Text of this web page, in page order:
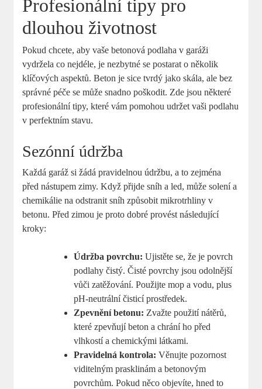
Profesionální tipy pro
dlouhou životnost
Pokud chcete, aby vaše betonová podlaha v garáži
vydržela co nejdéle, je nezbytné se postarat o několik
klíčových aspektů. Beton je sice tvrdý jako skála, ale bez
správné péče se může snadno poškodit. Zde jsou některé
profesionální tipy, které vám pomohou udržet vaši podlahu
v perfektním stavu.
Sezónní údržba
Každá garáž si žádá pravidelnou údržbu, a to zejména
před nástupem zimy. Když přijde sníh a led, může solení a
chemikálie na odstranit sníh způsobit mikrotrhliny v
betonu. Před zimou je proto dobré provést následující
kroky:
Údržba povrchu: Ujistěte se, že je povrch
podlahy čistý. Čisté povrchy jsou odolnější
vůči zatěžování. Použijte mop a vodu, plus
pH-neutrální čisticí prostředek.
Zpevnění betonu: Zvažte použití nátěrů,
které zpevňují beton a chrání ho před
vlhkostí a chemickými látkami.
Pravidelná kontrola: Věnujte pozornost
viditelným prasklinám a betonovým
povrchům. Pokud něco objevíte, hned to